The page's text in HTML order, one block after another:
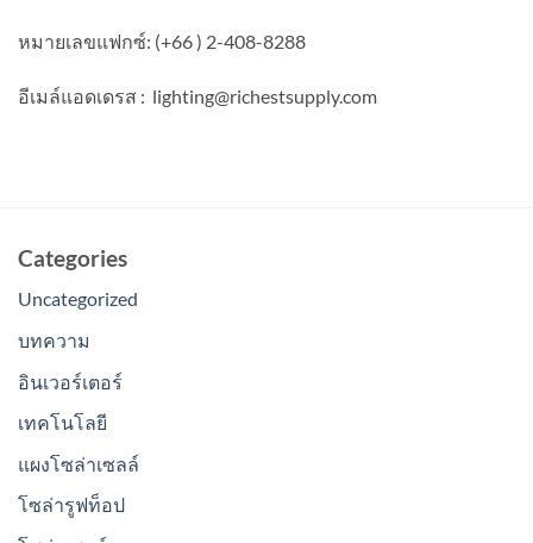
หมายเลขแฟกซ์: (+66 ) 2-408-8288
อีเมล์แอดเดรส : lighting@richestsupply.com
Categories
Uncategorized
บทความ
อินเวอร์เตอร์
เทคโนโลยี
แผงโซล่าเซลล์
โซล่ารูฟท็อป